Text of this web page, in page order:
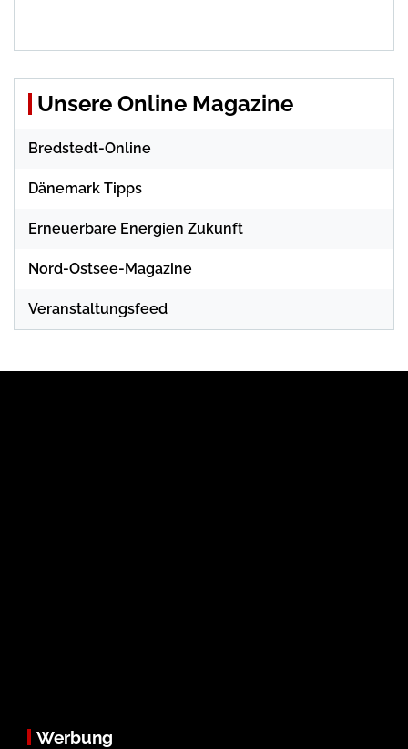
Unsere Online Magazine
Bredstedt-Online
Dänemark Tipps
Erneuerbare Energien Zukunft
Nord-Ostsee-Magazine
Veranstaltungsfeed
Werbung